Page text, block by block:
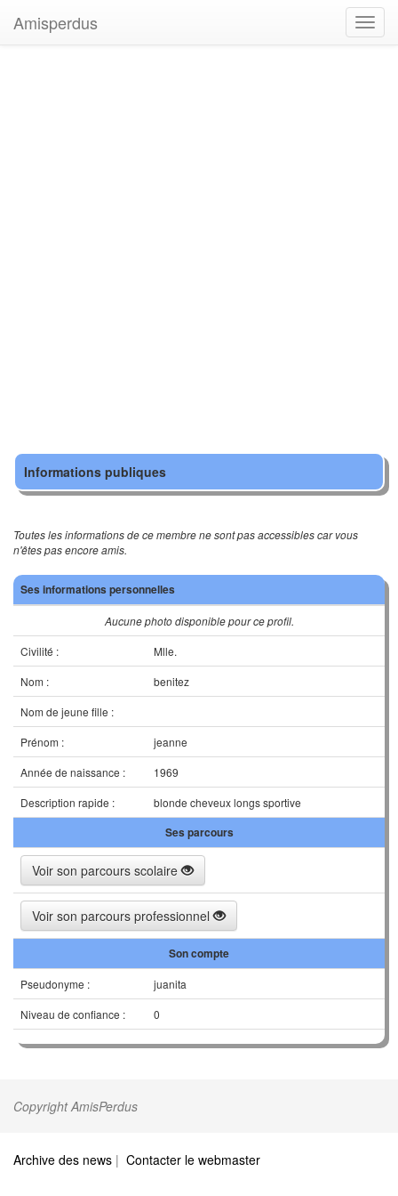
Amisperdus
Informations publiques
Toutes les informations de ce membre ne sont pas accessibles car vous
n'êtes pas encore amis.
Ses informations personnelles
Aucune photo disponible pour ce profil.
Civilité :
Mlle.
Nom :
benitez
Nom de jeune fille :
Prénom :
jeanne
Année de naissance :
1969
Description rapide :
blonde cheveux longs sportive
Ses parcours
Voir son parcours scolaire
Voir son parcours professionnel
Son compte
Pseudonyme :
juanita
Niveau de confiance :
0
Copyright AmisPerdus
Archive des news | Contacter le webmaster